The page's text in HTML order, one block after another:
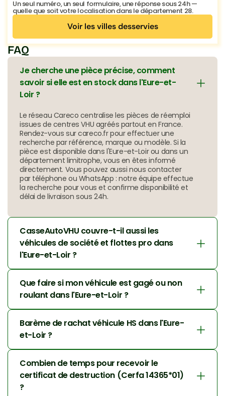
Un seul numéro, un seul formulaire, une réponse sous 24h —
quelle que soit votre localisation dans le département 28.
Voir les villes desservies
Voir les villes desservies
FAQ
Je cherche une pièce précise, comment
savoir si elle est en stock dans l'Eure-et-
Loir ?
Le réseau Careco centralise les pièces de réemploi
issues de centres VHU agréés partout en France.
Rendez-vous sur careco.fr pour effectuer une
recherche par référence, marque ou modèle. Si la
pièce est disponible dans l'Eure-et-Loir ou dans un
département limitrophe, vous en êtes informé
directement. Vous pouvez aussi nous contacter
par téléphone ou WhatsApp : notre équipe effectue
la recherche pour vous et confirme disponibilité et
délai de livraison sous 24h.
CasseAutoVHU couvre-t-il aussi les
véhicules de société et flottes pro dans
l'Eure-et-Loir ?
Que faire si mon véhicule est gagé ou non
roulant dans l'Eure-et-Loir ?
Barème de rachat véhicule HS dans l'Eure-
et-Loir ?
Combien de temps pour recevoir le
certificat de destruction (Cerfa 14365*01)
?